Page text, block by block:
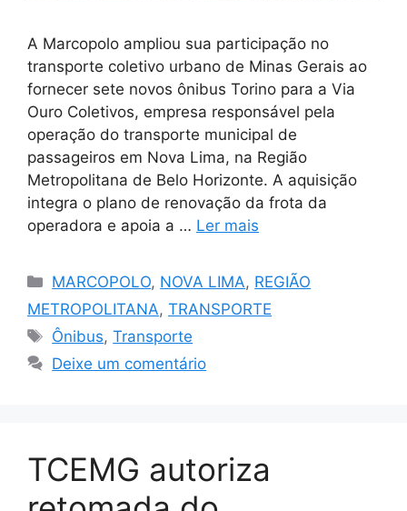
A Marcopolo ampliou sua participação no
transporte coletivo urbano de Minas Gerais ao
fornecer sete novos ônibus Torino para a Via
Ouro Coletivos, empresa responsável pela
operação do transporte municipal de
passageiros em Nova Lima, na Região
Metropolitana de Belo Horizonte. A aquisição
integra o plano de renovação da frota da
operadora e apoia a … Ler mais
Categorias
MARCOPOLO, NOVA LIMA, REGIÃO
METROPOLITANA, TRANSPORTE
Tags
Ônibus,Transporte
Deixe um comentário
TCEMG autoriza